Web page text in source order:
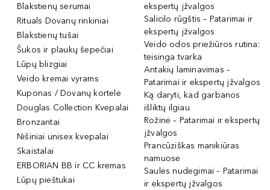
Blakstienų serumai
Rituals Dovanų rinkiniai
Blakstienų tušai
Šukos ir plaukų šepečiai
Lūpų blizgiai
Veido kremai vyrams
Kuponas / Dovanų kortelė
Douglas Collection Kvepalai
Bronzantai
Nišiniai unisex kvepalai
Skaistalai
ERBORIAN BB ir CC kremas
Lūpų pieštukai
ekspertų įžvalgos
Salicilo rūgštis – Patarimai ir
ekspertų įžvalgos
Veido odos priežiūros rutina:
teisinga tvarka
Antakių laminavimas –
Patarimai ir ekspertų įžvalgos
Ką daryti, kad garbanos
išliktų ilgiau
Rožinė – Patarimai ir ekspertų
įžvalgos
Prancūziškas manikiūras
namuose
Saulės nudegimai – Patarimai
ir ekspertų įžvalgos